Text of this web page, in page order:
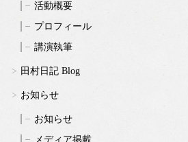
活動概要
プロフィール
講演執筆
田村日記 Blog
お知らせ
お知らせ
メディア掲載